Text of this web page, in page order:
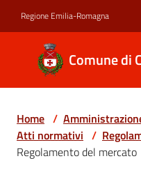
Regione Emilia-Romagna
Comune di
Comune di
Camposanto
Amministrazione
Menu selezionato
Home /
Atti normativi /
Regolamento del mercato